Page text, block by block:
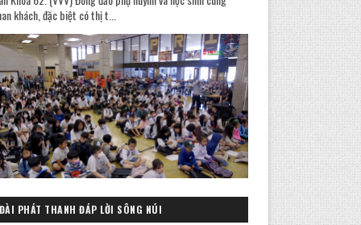
khách, đặc biệt có thị t...
PHÁT THANH ĐÁP LỜI SÔNG NÚI